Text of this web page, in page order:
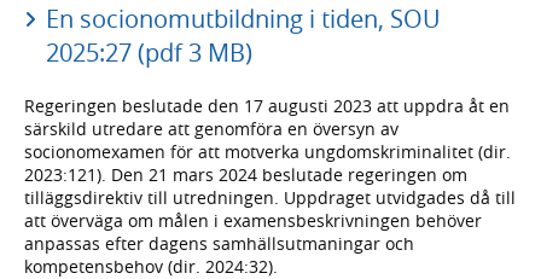
En socionomutbildning i tiden, SOU
2025:27 (pdf 3 MB)
Regeringen beslutade den 17 augusti 2023 att uppdra åt en
särskild utredare att genomföra en översyn av
socionomexamen för att motverka ungdomskriminalitet (dir.
2023:121). Den 21 mars 2024 beslutade regeringen om
tilläggsdirektiv till utredningen. Uppdraget utvidgades då till
att överväga om målen i examensbeskrivningen behöver
anpassas efter dagens samhällsutmaningar och
kompetensbehov (dir. 2024:32).